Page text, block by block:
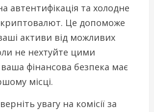
автентифікація та холодне
криптовалют. Це допоможе
активи від можливих
не нехтуйте цими
фінансова безпека має
місці.
увагу на комісії за